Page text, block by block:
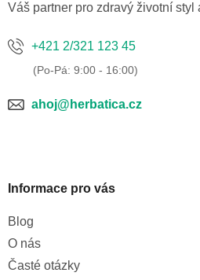
Váš partner pro zdravý životní styl
+421 2/321 123 45
ahoj@herbatica.cz
Informace pro vás
Blog
O nás
Časté otázky